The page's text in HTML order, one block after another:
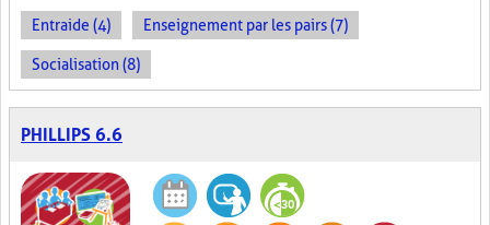
Entraide (4) Enseignement par les pairs (7)
Socialisation (8)
PHILLIPS 6.6